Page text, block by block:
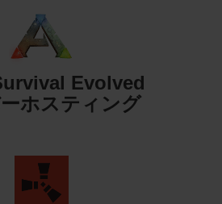
Evolved
ホスティング